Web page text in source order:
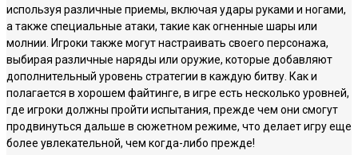
используя различные приемы, включая удары руками и ногами,
а также специальные атаки, такие как огненные шары или
молнии. Игроки также могут настраивать своего персонажа,
выбирая различные наряды или оружие, которые добавляют
дополнительный уровень стратегии в каждую битву. Как и
полагается в хорошем файтинге, в игре есть несколько уровней,
где игроки должны пройти испытания, прежде чем они смогут
продвинуться дальше в сюжетном режиме, что делает игру еще
более увлекательной, чем когда-либо прежде!